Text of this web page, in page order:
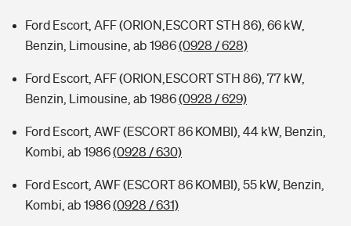
Ford Escort, AFF (ORION,ESCORT STH 86), 66 kW,
Benzin, Limousine, ab 1986(0928 / 628)
Ford Escort, AFF (ORION,ESCORT STH 86), 77 kW,
Benzin, Limousine, ab 1986(0928 / 629)
Ford Escort, AWF (ESCORT 86 KOMBI), 44 kW, Benzin,
Kombi, ab 1986(0928 / 630)
Ford Escort, AWF (ESCORT 86 KOMBI), 55 kW, Benzin,
Kombi, ab 1986(0928 / 631)